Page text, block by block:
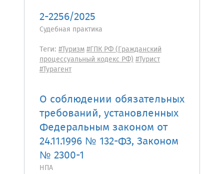
2-2256/2025
Судебная практика
Теги: #Туризм#ГПК РФ (Гражданский
процессуальный кодекс РФ)#Турист
#Турагент
О соблюдении обязательных
требований, установленных
Федеральным законом от
24.11.1996 № 132-ФЗ, Законом
№ 2300-1
НПА